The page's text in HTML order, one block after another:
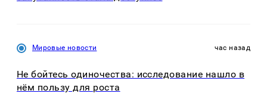
Мировые новости час назад
Не бойтесь одиночества: исследование нашло в
нём пользу для роста